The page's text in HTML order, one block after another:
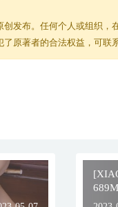
发布。任何个人或组织
原著者的合法权益，可联